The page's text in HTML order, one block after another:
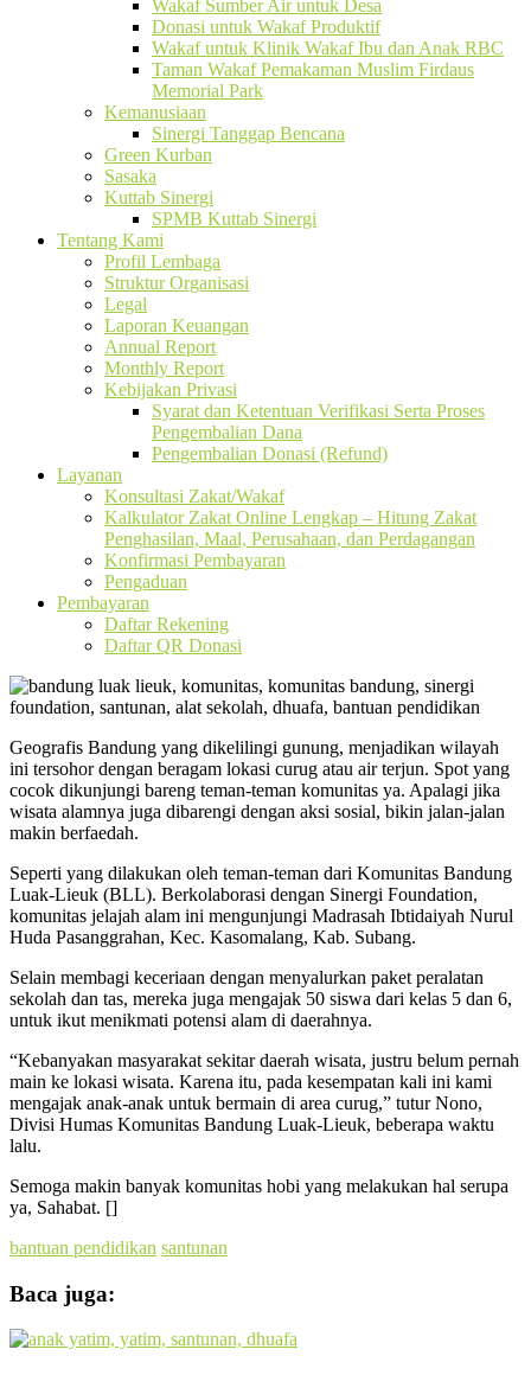
Wakaf Sumber Air untuk Desa
Donasi untuk Wakaf Produktif
Wakaf untuk Klinik Wakaf Ibu dan Anak RBC
Taman Wakaf Pemakaman Muslim Firdaus
Memorial Park
Kemanusiaan
Sinergi Tanggap Bencana
Green Kurban
Sasaka
Kuttab Sinergi
SPMB Kuttab Sinergi
Tentang Kami
Profil Lembaga
Struktur Organisasi
Legal
Laporan Keuangan
Annual Report
Monthly Report
Kebijakan Privasi
Syarat dan Ketentuan Verifikasi Serta Proses
Pengembalian Dana
Pengembalian Donasi (Refund)
Layanan
Konsultasi Zakat/Wakaf
Kalkulator Zakat Online Lengkap – Hitung Zakat
Penghasilan, Maal, Perusahaan, dan Perdagangan
Konfirmasi Pembayaran
Pengaduan
Pembayaran
Daftar Rekening
Daftar QR Donasi
Geografis Bandung yang dikelilingi gunung, menjadikan wilayah
ini tersohor dengan beragam lokasi curug atau air terjun. Spot yang
cocok dikunjungi bareng teman-teman komunitas ya. Apalagi jika
wisata alamnya juga dibarengi dengan aksi sosial, bikin jalan-jalan
makin berfaedah.
Seperti yang dilakukan oleh teman-teman dari Komunitas Bandung
Luak-Lieuk (BLL). Berkolaborasi dengan Sinergi Foundation,
komunitas jelajah alam ini mengunjungi Madrasah Ibtidaiyah Nurul
Huda Pasanggrahan, Kec. Kasomalang, Kab. Subang.
Selain membagi keceriaan dengan menyalurkan paket peralatan
sekolah dan tas, mereka juga mengajak 50 siswa dari kelas 5 dan 6,
untuk ikut menikmati potensi alam di daerahnya.
“Kebanyakan masyarakat sekitar daerah wisata, justru belum pernah
main ke lokasi wisata. Karena itu, pada kesempatan kali ini kami
mengajak anak-anak untuk bermain di area curug,” tutur Nono,
Divisi Humas Komunitas Bandung Luak-Lieuk, beberapa waktu
lalu.
Semoga makin banyak komunitas hobi yang melakukan hal serupa
ya, Sahabat. []
bantuan pendidikan santunan
Baca juga: